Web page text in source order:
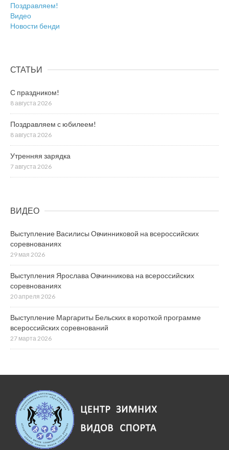
Поздравляем!
Видео
Новости бенди
СТАТЬИ
С праздником!
8 августа 2026
Поздравляем с юбилеем!
8 августа 2026
Утренняя зарядка
7 августа 2026
ВИДЕО
Выступление Василисы Овчинниковой на всероссийских
соревнованиях
29 мая 2026
Выступления Ярослава Овчинникова на всероссийских
соревнованиях
20 апреля 2026
Выступление Маргариты Бельских в короткой программе
всероссийских соревнований
27 марта 2026